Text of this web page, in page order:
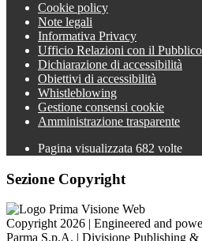
Cookie policy
Note legali
Informativa Privacy
Ufficio Relazioni con il Pubblico
Dichiarazione di accessibilità
Obiettivi di accessibilità
Whistleblowing
Gestione consensi cookie
Amministrazione trasparente
Pagina visualizzata 682 volte
Sezione Copyright
Copyright 2026 | Engineered and
Parma S.p.A. | Divisione Publishing